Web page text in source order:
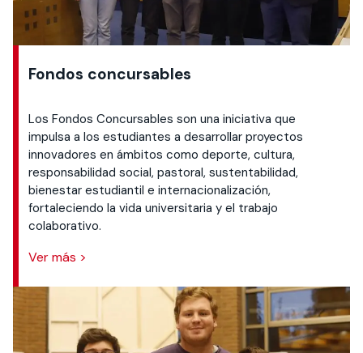
Fondos concursables
Los Fondos Concursables son una iniciativa que
impulsa a los estudiantes a desarrollar proyectos
innovadores en ámbitos como deporte, cultura,
responsabilidad social, pastoral, sustentabilidad,
bienestar estudiantil e internacionalización,
fortaleciendo la vida universitaria y el trabajo
colaborativo.
Ver más >